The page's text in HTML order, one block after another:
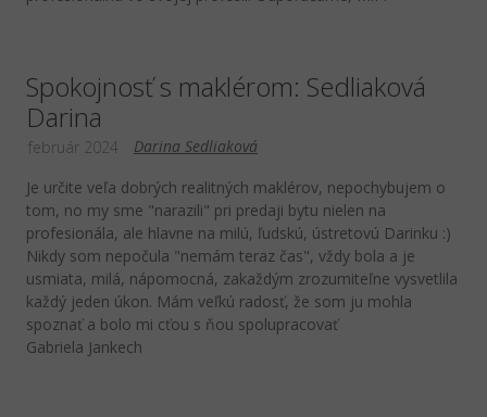
Spokojnosť s maklérom: Sedliaková
Darina
Darina Sedliaková
február 2024
Je určite veľa dobrých realitných maklérov, nepochybujem o
tom, no my sme "narazili" pri predaji bytu nielen na
profesionála, ale hlavne na milú, ľudskú, ústretovú Darinku :)
Nikdy som nepočula "nemám teraz čas", vždy bola a je
usmiata, milá, nápomocná, zakaždým zrozumiteľne vysvetlila
každý jeden úkon. Mám veľkú radosť, že som ju mohla
spoznať a bolo mi cťou s ňou spolupracovať
Gabriela Jankech